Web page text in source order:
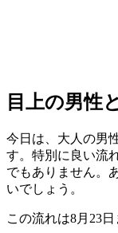
目上の男性
今日は、大人の男
す。特別に良い流
でもありません。
いでしょう。
この流れは8月23日